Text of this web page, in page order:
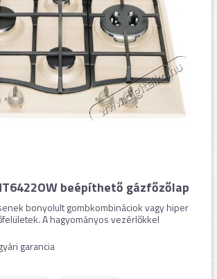
beépíthető gázfőzőlap
bonyolult gombkombináciok vagy hiper
A hagyományos vezérlőkkel
garancia